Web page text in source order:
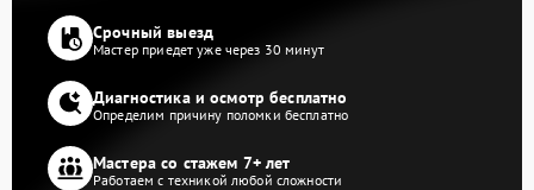
Срочный выезд
Мастер приедет уже через 30 минут
Диагностика и осмотр бесплатно
Определим причину поломки бесплатно
Мастера со стажем 7+ лет
Работаем с техникой любой сложности